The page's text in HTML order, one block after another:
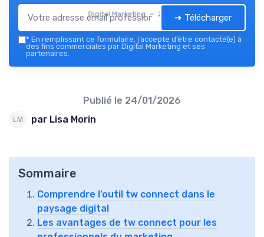
Digital Marketing — 2026 ➔ Télécharger
* En remplissant ce formulaire, j’accepte d’être contacté(e) à
des fins commerciales par Digital Marketing et ses
partenaires.
Publié le 24/01/2026
par Lisa Morin
Sommaire
Comprendre l’outil tw connect dans le
paysage digital
Les avantages de tw connect pour les